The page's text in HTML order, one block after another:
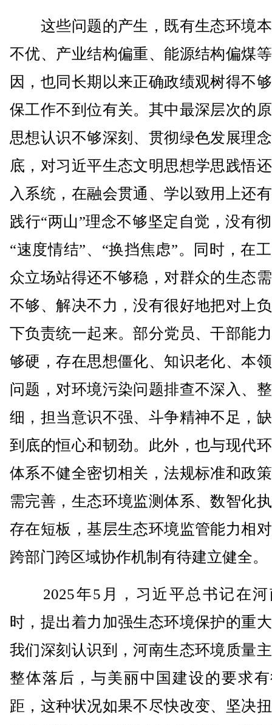
这些问题的产生，既有生态环境
不优、产业结构偏重、能源结构偏煤
因，也同长期以来正确政绩观树得不
保工作不到位有关。其中最深层次的
思想认识不够深刻、贯彻绿色发展理
底，对习近平生态文明思想学思践悟
入系统，在融会贯通、学以致用上还
践行“两山”理念不够坚定自觉，没有
“速度情结”、“换挡焦虑”。同时，在
众立场站得还不够稳，对群众的生态
不够、解决不力，没有很好地把对上
下负责统一起来。部分党员、干部能
够硬，存在思想僵化、知识老化、本
问题，对环境污染问题排查不深入、
细，担当意识不强、斗争精神不足，
到底的恒心和韧劲。此外，也与现代
体系不健全密切相关，法规标准和政
需完善，生态环境监测体系、数智化
存在短板，基层生态环境监管能力相
跨部门跨区域协作机制有待建立健全。
2025年5月，习近平总书记在河
时，提出着力加强生态环境保护的重
我们深刻认识到，河南生态环境质量
整体落后，与美丽中国建设的要求
距，这种状况如果不尽快改变、坚决